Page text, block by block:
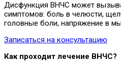
Дисфункция ВНЧС может
симптомов: боль в челюсти,
головные боли, напряжение в
Записаться на консультацию
Как проходит лечение ВНЧС?